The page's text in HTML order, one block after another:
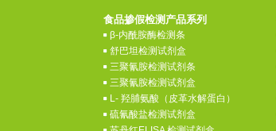
食品掺假检测产品系列
β-内酰胺酶检测条
舒巴坦检测试剂盒
三聚氰胺检测试剂条
三聚氰胺检测试剂盒
L- 羟脯氨酸（皮革水解蛋白）
硫氰酸盐检测试剂盒